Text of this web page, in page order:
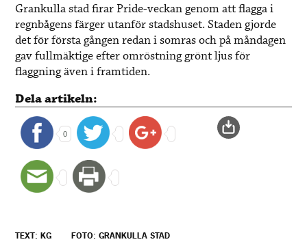
Grankulla stad firar Pride-veckan genom att flagga i
regnbågens färger utanför stadshuset. Staden gjorde
det för första gången redan i somras och på måndagen
gav fullmäktige efter omröstning grönt ljus för
flaggning även i framtiden.
Dela artikeln:
0
TEXT: KG FOTO: GRANKULLA STAD